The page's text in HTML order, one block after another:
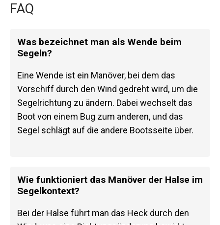
FAQ
Was bezeichnet man als Wende beim
Segeln?
Eine Wende ist ein Manöver, bei dem das
Vorschiff durch den Wind gedreht wird, um die
Segelrichtung zu ändern. Dabei wechselt das
Boot von einem Bug zum anderen, und das
Segel schlägt auf die andere Bootsseite über.
Wie funktioniert das Manöver der Halse im
Segelkontext?
Bei der Halse führt man das Heck durch den